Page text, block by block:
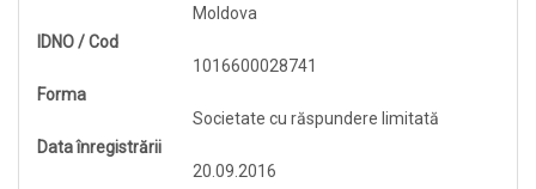
Moldova
IDNO / Cod
1016600028741
Forma
Societate cu răspundere limitată
Data înregistrării
20.09.2016